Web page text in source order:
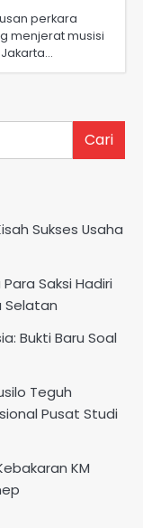
perkara
menjerat musisi
Cari
Sukses Usaha
Saksi Hadiri
Selatan
Bukti Baru Soal
Teguh
Pusat Studi
KM